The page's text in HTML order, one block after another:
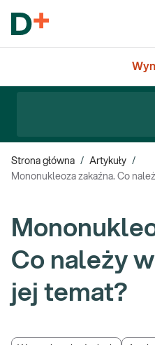
Strona główna / Artykuły /
Mononukleoza zakaźna. Co
Co należy
jej temat?